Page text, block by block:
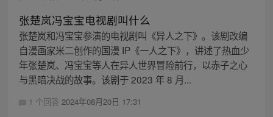
张楚岚冯宝宝电视剧叫什么
张楚岚和冯宝宝参演的电视剧叫《异人之下》。该剧改编
自漫画家米二创作的国漫 IP《一人之下》，讲述了热血少
年张楚岚、冯宝宝等人在异人世界冒险前行，以赤子之心
与黑暗决战的故事。该剧于 2023 年 8 月...
1 个回答 2024年08月20日 17:31